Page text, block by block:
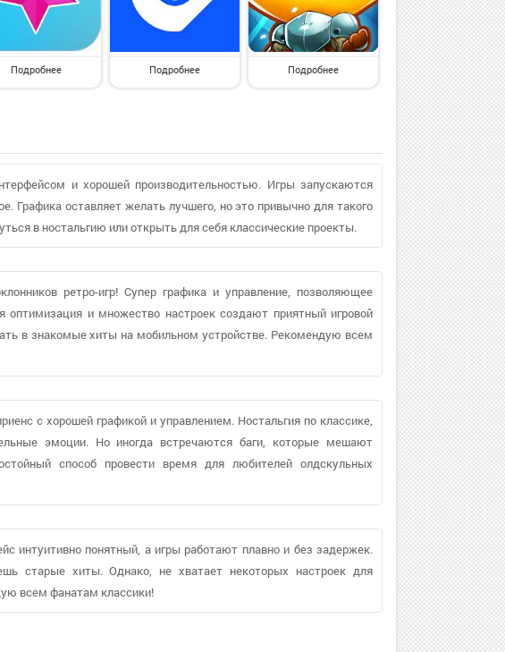
Подробнее Подробнее Подробнее
и хорошей производительностью. Игры запускаются
Графика оставляет желать лучшего, но это привычно для такого
в ностальгию или открыть для себя классические проекты.
ретро-игр! Супер графика и управление, позволяющее
оптимизация и множество настроек создают приятный игровой
в знакомые хиты на мобильном устройстве. Рекомендую всем
с хорошей графикой и управлением. Ностальгия по классике,
эмоции. Но иногда встречаются баги, которые мешают
способ провести время для любителей олдскульных
интуитивно понятный, а игры работают плавно и без задержек.
старые хиты. Однако, не хватает некоторых настроек для
всем фанатам классики!